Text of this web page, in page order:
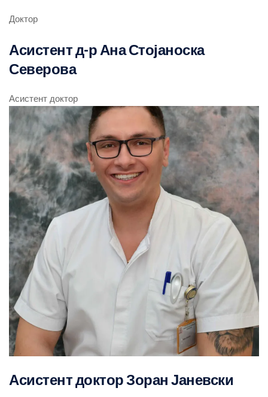
Доктор
Асистент д-р Ана Стојаноска
Северова
Асистент доктор
Асистент доктор Зоран Јаневски